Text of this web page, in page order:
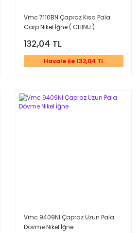
Vmc 7110BN Çapraz Kısa Pala
Carp Nikel İğne ( CHINU )
132,04 TL
Havale ile 132,04 TL
Vmc 9409NI Çapraz Uzun Pala
Dövme Nikel İğne